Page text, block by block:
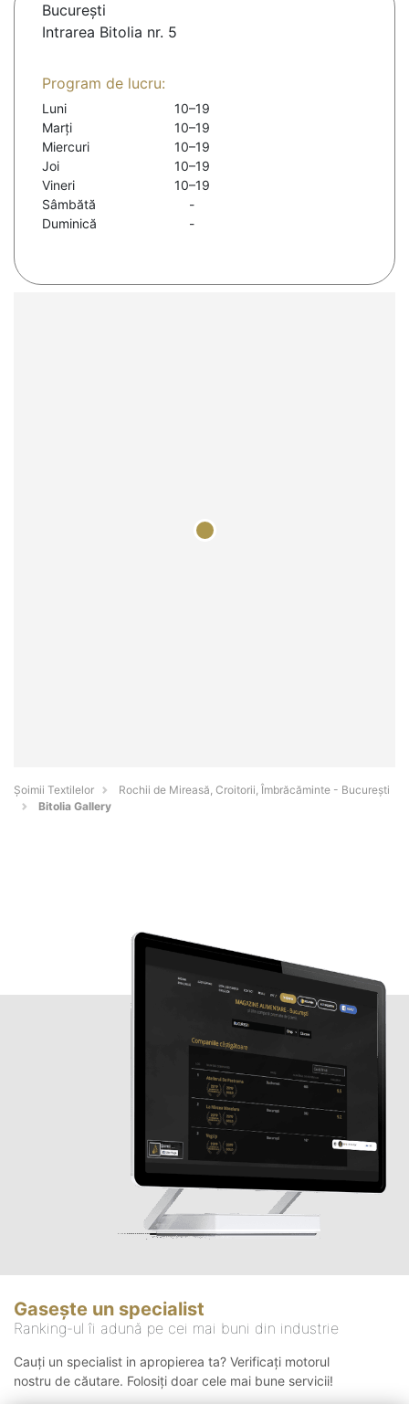
Bucureşti
Intrarea Bitolia nr. 5
Program de lucru:
Luni
10–19
Marți
10–19
Miercuri
10–19
Joi
10–19
Vineri
10–19
Sâmbătă
-
Duminică
-
Șoimii Textilelor
Rochii de Mireasă, Croitorii, Îmbrăcăminte - Bucureşti
Bitolia Gallery
Gasește un specialist
Ranking-ul îi adună pe cei mai buni din industrie
Cauți un specialist in apropierea ta? Verificați motorul
nostru de căutare. Folosiți doar cele mai bune servicii!